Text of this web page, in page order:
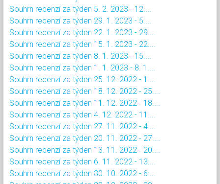
Souhrn recenzí za týden 5. 2. 2023 - 12....
Souhrn recenzí za týden 29. 1. 2023 - 5....
Souhrn recenzí za týden 22. 1. 2023 - 29....
Souhrn recenzí za týden 15. 1. 2023 - 22....
Souhrn recenzí za týden 8. 1. 2023 - 15....
Souhrn recenzí za týden 1. 1. 2023 - 8. 1....
Souhrn recenzí za týden 25. 12. 2022 - 1....
Souhrn recenzí za týden 18. 12. 2022 - 25....
Souhrn recenzí za týden 11. 12. 2022 - 18....
Souhrn recenzí za týden 4. 12. 2022 - 11....
Souhrn recenzí za týden 27. 11. 2022 - 4....
Souhrn recenzí za týden 20. 11. 2022 - 27....
Souhrn recenzí za týden 13. 11. 2022 - 20....
Souhrn recenzí za týden 6. 11. 2022 - 13....
Souhrn recenzí za týden 30. 10. 2022 - 6....